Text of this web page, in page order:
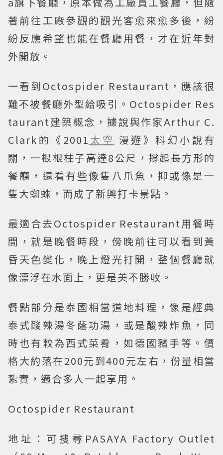
著前往工廠參觀的觀光客愈來愈多後，紛
紛反應希望也能在餐廳用餐，才在近年對
外開放。
一看到Octospider Restaurant，應該很
難不被餐廳外型給吸引。Octospider Res
taurant建築概念，據說與作家Arthur C.
Clark的《2001 太空 漫遊》科幻小說有
關，一根根柱子高達8公尺，撐起長方形的
餐廳，遠看有些像隻八爪魚，抑或像是一
隻大蜘蛛，而成了新興打卡景點。
最適合去Octospider Restaurant用餐時
間，就是晚餐時段，傍晚前往可以看到黃
昏天色變化，晚上燈光打開，整個餐廳就
像漂浮在水面上，更是美不勝收。
餐點部分是泰國相當道地料理，像是經典
泰式酸辣湯冬蔭功湯，或是酸辣炸魚，同
時也有較為西式菜肴，如德國豬手等。價
格大約落在200元到400元左右，份量相當
紮實，適合多人一起享用。
Octospider Restaurant
地址：可搜尋PASAYA Factory Outlet